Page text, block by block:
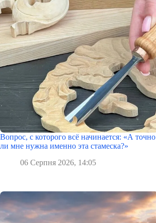
Вопрос, с которого всё начинается: «А точно
ли мне нужна именно эта стамеска?»
06 Серпня 2026, 14:05